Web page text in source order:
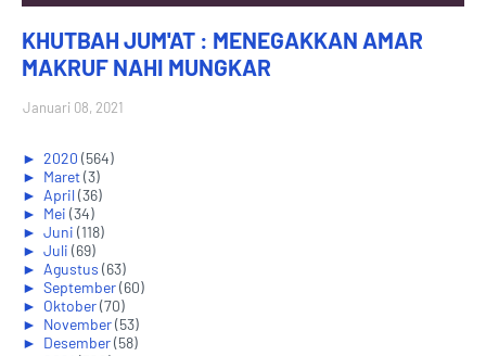
KHUTBAH JUM'AT : MENEGAKKAN AMAR
MAKRUF NAHI MUNGKAR
Januari 08, 2021
► 2020 (564)
► Maret(3)
► April(36)
► Mei (34)
► Juni (118)
► Juli (69)
► Agustus (63)
► September(60)
► Oktober(70)
► November(53)
► Desember(58)